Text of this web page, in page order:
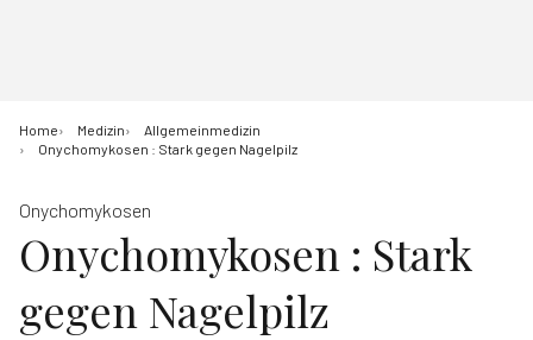
Home Medizin
Allgemeinmedizin
Onychomykosen : Stark gegen Nagelpilz
Onychomykosen
Onychomykosen : Stark
gegen Nagelpilz